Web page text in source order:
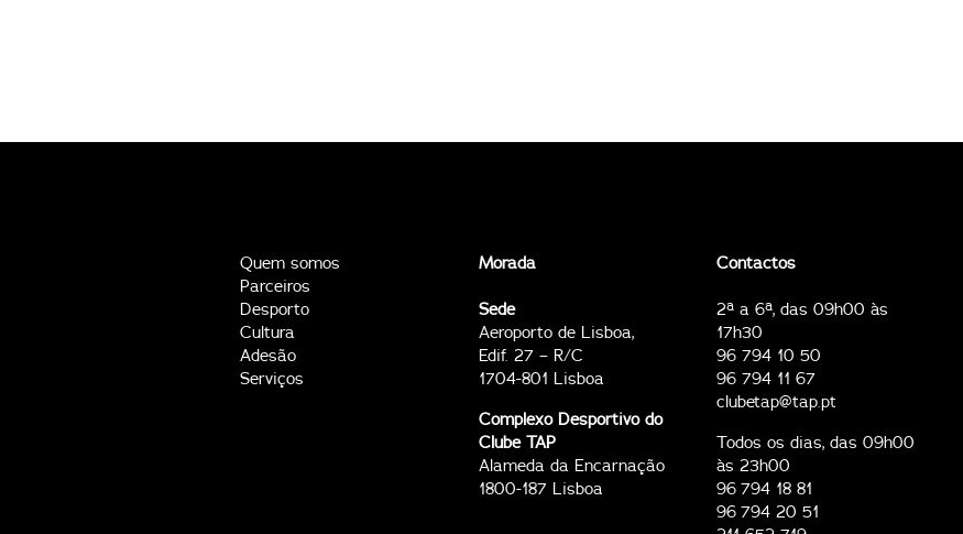
Quem somos
Parceiros
Desporto
Cultura
Adesão
Serviços
Morada
Sede
Aeroporto de Lisboa,
Edif. 27 – R/C
1704-801 Lisboa
Complexo Desportivo do
Clube TAP
Alameda da Encarnação
1800-187 Lisboa
Contactos
2ª a 6ª, das 09h00 às
17h30
96 794 10 50
96 794 11 67
clubetap@tap.pt
Todos os dias, das 09h00
às 23h00
96 794 18 81
96 794 20 51